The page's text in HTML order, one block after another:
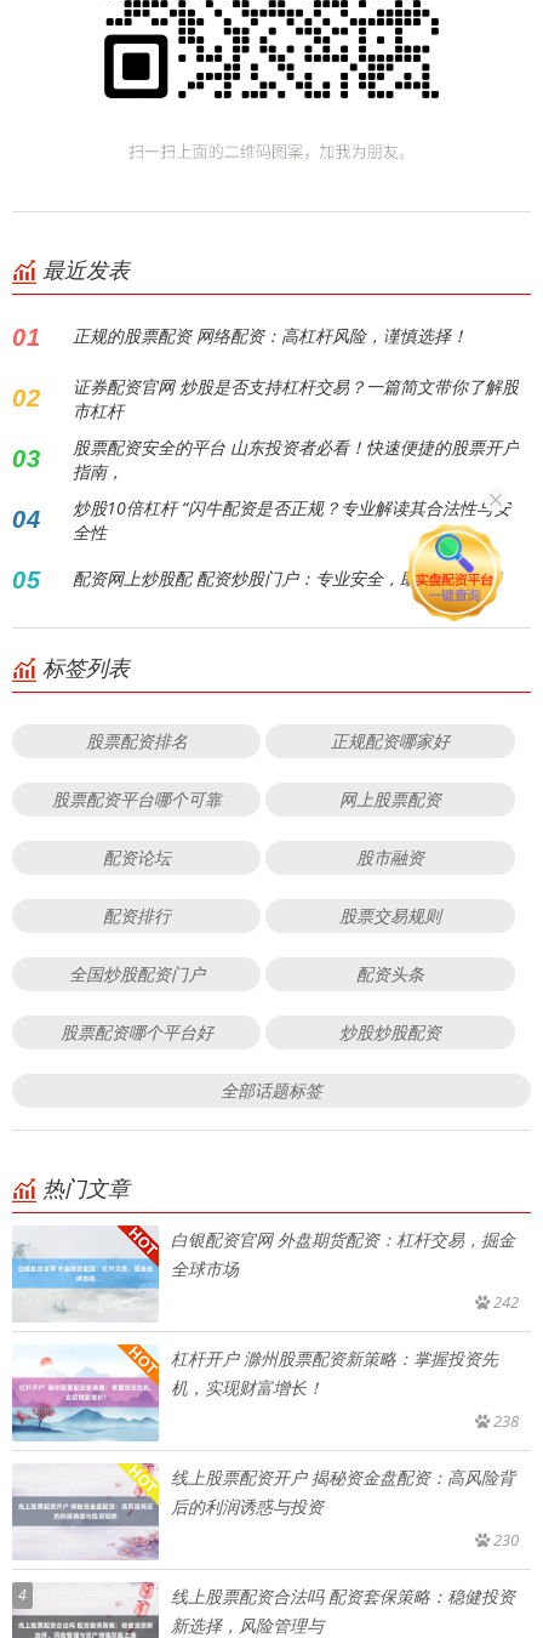
最近发表
01 正规的股票配资 网络配资：高杠杆风险，谨慎选择！
02
证券配资官网 炒股是否支持杠杆交易？一篇简文带你了解股
市杠杆
03
股票配资安全的平台 山东投资者必看！快速便捷的股票开户
指南，
04
炒股10倍杠杆 “闪牛配资是否正规？专业解读其合法性与安
全性
05 配资网上炒股配 配资炒股门户：专业安全，助您股市致富
标签列表
股票配资排名 正规配资哪家好
股票配资平台哪个可靠 网上股票配资
配资论坛 股市融资
配资排行 股票交易规则
全国炒股配资门户 配资头条
股票配资哪个平台好 炒股炒股配资
全部话题标签
热门文章
白银配资官网 外盘期货配资：杠杆交易，掘金
全球市场
242
杠杆开户 滁州股票配资新策略：掌握投资先
机，实现财富增长！
238
线上股票配资开户 揭秘资金盘配资：高风险背
后的利润诱惑与投资
230
4
线上股票配资合法吗 配资套保策略：稳健投资
新选择，风险管理与